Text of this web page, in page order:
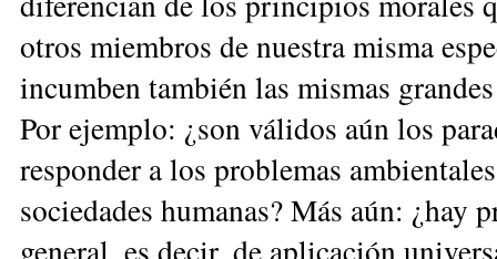
otros miembros de nuestra misma
incumben también las mismas
Por ejemplo: ¿son válidos aún los
responder a los problemas
sociedades humanas? Más aún: ¿hay
general, es decir, de apli­cación